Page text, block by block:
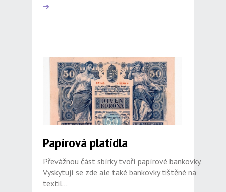
Papírová platidla
Převážnou část sbírky tvoří papírové bankovky.
Vyskytují se zde ale také bankovky tištěné na
textil...